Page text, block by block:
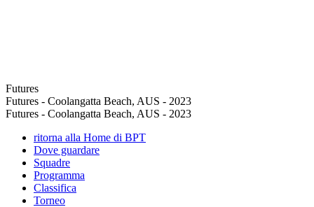
Futures
Futures - Coolangatta Beach, AUS - 2023
Futures - Coolangatta Beach, AUS - 2023
ritorna alla Home di BPT
Dove guardare
Squadre
Programma
Classifica
Torneo